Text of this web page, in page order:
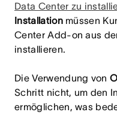
Data Center zu
Installationmüssen
Center Add-on aus
installieren.
Die Verwendung von
Schritt nicht, um den
ermöglichen, was